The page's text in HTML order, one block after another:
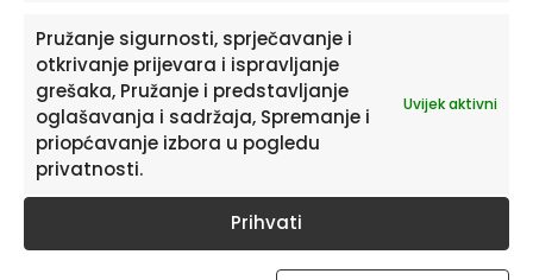
Pružanje sigurnosti, sprječavanje i
otkrivanje prijevara i ispravljanje
grešaka, Pružanje i predstavljanje
oglašavanja i sadržaja, Spremanje i
priopćavanje izbora u pogledu
privatnosti.
Uvijek aktivni
Prihvati
Morate bitiprijavljenida biste objavili
recenziju.